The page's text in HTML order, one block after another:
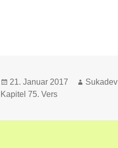
Veröffentlicht
am
21. Januar 2017 Autor
Sukadev
Kapitel 75. Vers